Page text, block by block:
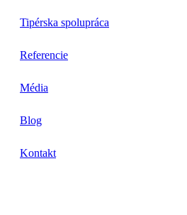
Tipérska spolupráca
Referencie
Média
Blog
Kontakt